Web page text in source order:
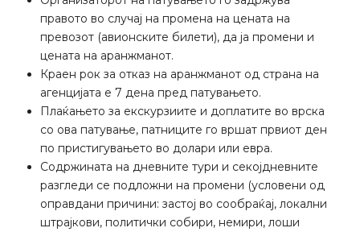
правото во случај на промена на цената на
превозот (авионските билети), да ја промени и
цената на аранжманот.
Краен рок за отказ на аранжманот од страна на
агенцијата е 7 дена пред патувањето.
Плаќањето за екскурзиите и доплатите во врска
со ова патување, патниците го вршат првиот ден
по пристигувањето во долари или евра.
Содржината на дневните тури и секојдневните
разгледи се подложни на промени (условени од
оправдани причини: застој во сообраќај, локални
штрајкови, политички собири, немири, лоши